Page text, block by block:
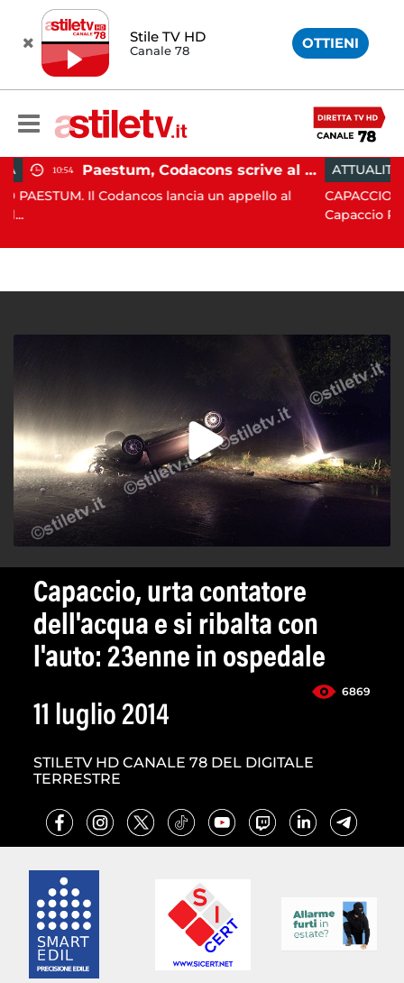
Stile TV HD
Canale 78 OTTIENI
Paestum, Codacons scrive al ministro Giuli: "Rilanciare scavi dell'Anfiteatro nell'area archeologica"
lancia un appello al
ATTUALITÀ 15:05
CAPACCIO PAESTUM.
Capaccio, urta contatore
dell'acqua e si ribalta con
l'auto: 23enne in ospedale
6869
11 luglio 2014
STILETV HD CANALE 78 DEL DIGITALE
TERRESTRE